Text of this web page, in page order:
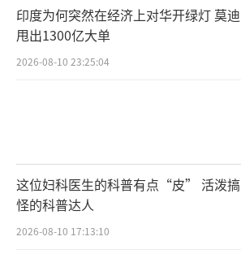
印度为何突然在经济上对华开绿灯 莫迪
甩出1300亿大单
2026-08-10 23:25:04
这位妇科医生的科普有点“皮” 活泼搞
怪的科普达人
2026-08-10 17:13:10